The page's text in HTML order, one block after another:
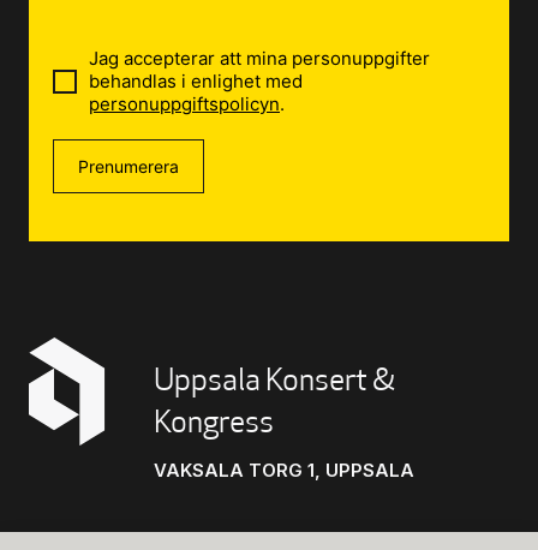
Uppsala Konsert &
Kongress
VAKSALA TORG 1, UPPSALA
Jag accepterar att mina personuppgifter
behandlas i enlighet med
personuppgiftspolicyn.
Prenumerera